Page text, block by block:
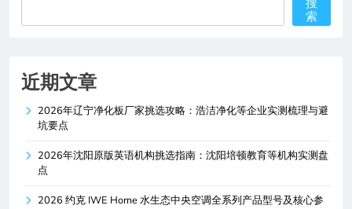
索
近期文章
2026年辽宁净化板厂家挑选攻略：浩洁净化等企业实测梳理与避
坑要点
2026年沈阳原版英语机构挑选指南：沈阳培顿教育等机构实测盘
点
2026 约克 IWE Home 水生态中央空调全系列产品型号及核心参